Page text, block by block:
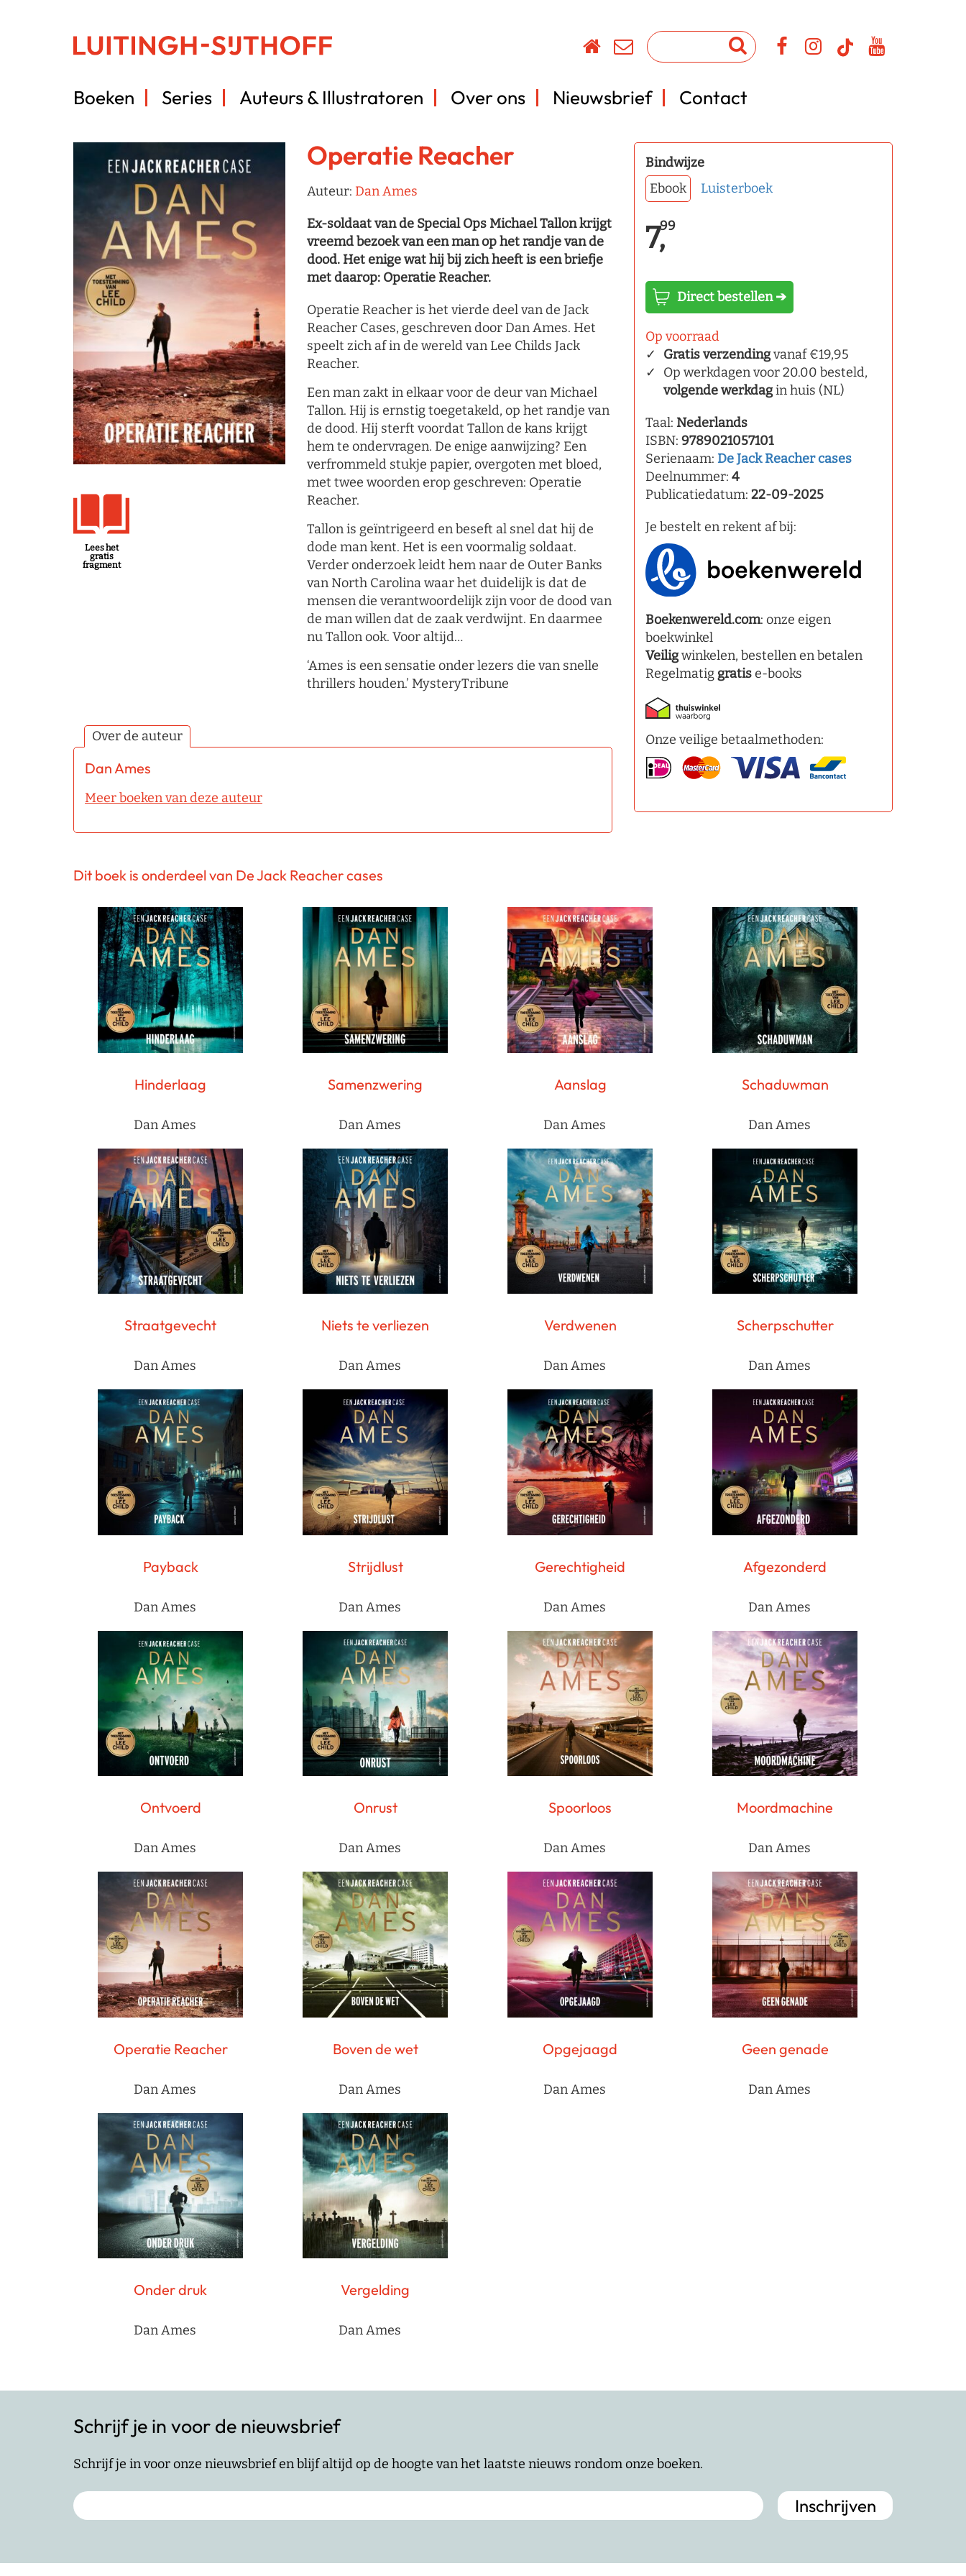
Boeken Series Auteurs & Illustratoren Over ons Nieuwsbrief Contact
Lees het
gratis
fragment
Operatie Reacher
Auteur: Dan Ames
Ex-soldaat van de Special Ops Michael Tallon krijgt
vreemd bezoek van een man op het randje van de
dood. Het enige wat hij bij zich heeft is een briefje
met daarop: Operatie Reacher.
Operatie Reacher is het vierde deel van de Jack
Reacher Cases, geschreven door Dan Ames. Het
speelt zich af in de wereld van Lee Childs Jack
Reacher.
Een man zakt in elkaar voor de deur van Michael
Tallon. Hij is ernstig toegetakeld, op het randje van
de dood. Hij sterft voordat Tallon de kans krijgt
hem te ondervragen. De enige aanwijzing? Een
verfrommeld stukje papier, overgoten met bloed,
met twee woorden erop geschreven: Operatie
Reacher.
Tallon is geïntrigeerd en beseft al snel dat hij de
dode man kent. Het is een voormalig soldaat.
Verder onderzoek leidt hem naar de Outer Banks
van North Carolina waar het duidelijk is dat de
mensen die verantwoordelijk zijn voor de dood van
de man willen dat de zaak verdwijnt. En daarmee
nu Tallon ook. Voor altijd…
‘Ames is een sensatie onder lezers die van snelle
thrillers houden.’ MysteryTribune
Over de auteur
Dan Ames
Meer boeken van deze auteur
Bindwijze
Ebook
Luisterboek
7,99
Direct bestellen ➔
Op voorraad
Gratis verzendingvanaf €19,95
Op werkdagen voor 20.00 besteld,
volgende werkdagin huis (NL)
Taal: Nederlands
ISBN: 9789021057101
Serienaam: De Jack Reacher cases
Deelnummer: 4
Publicatiedatum: 22-09-2025
Je bestelt en rekent af bij:
Boekenwereld.com: onze eigen
boekwinkel
Veiligwinkelen, bestellen en betalen
Regelmatig gratise-books
Onze veilige betaalmethoden:
Dit boek is onderdeel van De Jack Reacher cases
Hinderlaag
Dan Ames
Samenzwering
Dan Ames
Aanslag
Dan Ames
Schaduwman
Dan Ames
Straatgevecht
Dan Ames
Niets te verliezen
Dan Ames
Verdwenen
Dan Ames
Scherpschutter
Dan Ames
Payback
Dan Ames
Strijdlust
Dan Ames
Gerechtigheid
Dan Ames
Afgezonderd
Dan Ames
Ontvoerd
Dan Ames
Onrust
Dan Ames
Spoorloos
Dan Ames
Moordmachine
Dan Ames
Operatie Reacher
Dan Ames
Boven de wet
Dan Ames
Opgejaagd
Dan Ames
Geen genade
Dan Ames
Onder druk
Dan Ames
Vergelding
Dan Ames
Schrijf je in voor de nieuwsbrief
Schrijf je in voor onze nieuwsbrief en blijf altijd op de hoogte van het laatste nieuws rondom onze boeken.